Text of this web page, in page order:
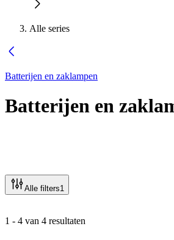
Alle series
Batterijen en zaklampen
Batterijen en
Alle filters1
1 - 4 van 4 resultaten